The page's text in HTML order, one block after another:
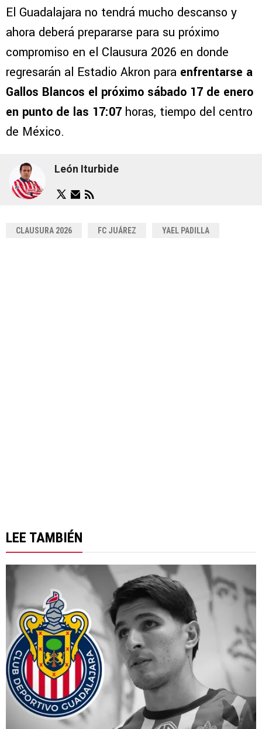
El Guadalajara no tendrá mucho descanso y
ahora deberá prepararse para su próximo
compromiso en el Clausura 2026 en donde
regresarán al Estadio Akron para enfrentarse a
Gallos Blancos el próximo sábado 17 de enero
en punto de las 17:07 horas, tiempo del centro
de México.
León Iturbide
CLAUSURA 2026 FC JUÁREZ YAEL PADILLA
LEE TAMBIÉN